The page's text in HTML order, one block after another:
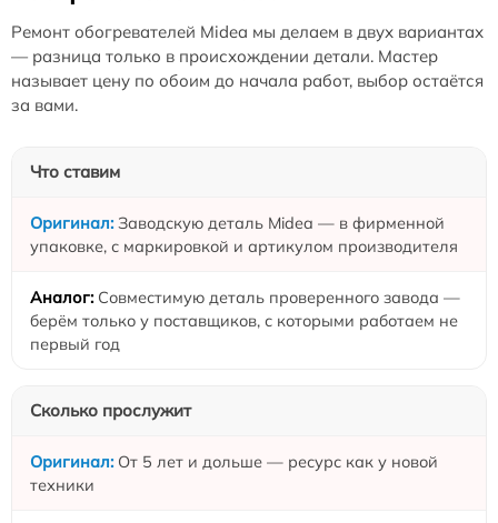
Ремонт обогревателей Midea мы делаем в двух вариантах
— разница только в происхождении детали. Мастер
называет цену по обоим до начала работ, выбор остаётся
за вами.
Что ставим
Заводскую деталь Midea — в фирменной
упаковке, с маркировкой и артикулом производителя
Совместимую деталь проверенного завода —
берём только у поставщиков, с которыми работаем не
первый год
Сколько прослужит
От 5 лет и дольше — ресурс как у новой
техники